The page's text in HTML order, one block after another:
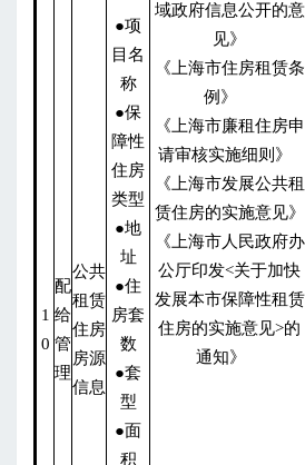
域政府信息公开的意
见》
《上海市住房租赁条
例》
《上海市廉租住房申
请审核实施细则》
《上海市发展公共租
赁住房的实施意见》
《上海市人民政府办
公厅印发<关于加快
发展本市保障性租赁
住房的实施意见>的
通知》
1
0
配
给
管
理
公共
租赁
住房
房源
信息
●项
目名
称
●保
障性
住房
类型
●地
址
●住
房套
数
●套
型
●面
积